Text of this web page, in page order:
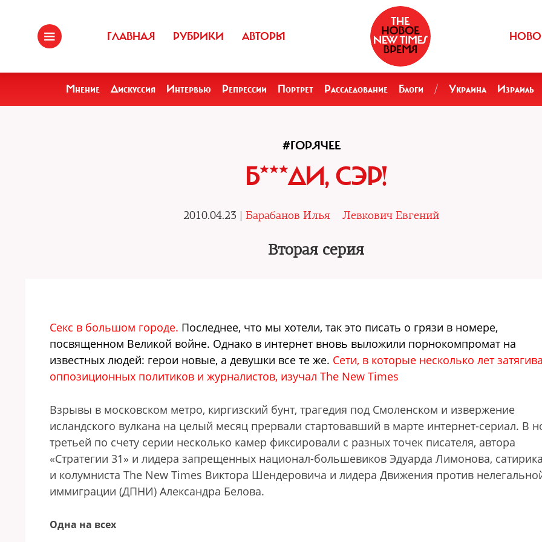
ГЛАВНАЯ РУБРИКИ АВТОРЫ
Мнение Дискуссия Интервью Репрессии Портрет Расследование Блоги / Украина Израиль
#ГОРЯЧЕЕ
Б***ДИ, СЭР!
2010.04.23 | Барабанов Илья Левкович Евгений
Вторая серия
Секс в большом городе. Последнее, что мы хотели, так это писать о грязи в номере,
посвященном Великой войне. Однако в интернет вновь выложили порнокомпромат на
известных людей: герои новые, а девушки все те же. Сети, в которые несколько лет
оппозиционных политиков и журналистов, изучал The New Times
Взрывы в московском метро, киргизский бунт, трагедия под Смоленском и извержение
исландского вулкана на целый месяц прервали стартовавший в марте интернет-сериал. В
третьей по счету серии несколько камер фиксировали с разных точек писателя, автора
«Стратегии 31» и лидера запрещенных национал-большевиков Эдуарда Лимонова, сатирика
и колумниста The New Times Виктора Шендеровича и лидера Движения против
иммиграции (ДПНИ) Александра Белова.
Одна на всех